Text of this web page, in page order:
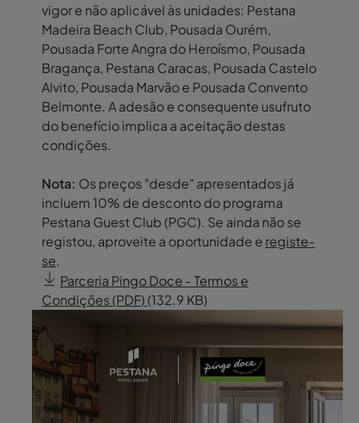
vigor e não aplicável às unidades: Pestana
Madeira Beach Club, Pousada Ourém,
Pousada Forte Angra do Heroísmo, Pousada
Bragança, Pestana Caracas, Pousada Castelo
Alvito, Pousada Marvão e Pousada Convento
Belmonte. A adesão e consequente usufruto
do benefício implica a aceitação destas
condições.
Nota: Os preços "desde" apresentados já
incluem 10% de desconto do programa
Pestana Guest Club (PGC). Se ainda não se
registou, aproveite a oportunidade e registe-
se.
Parceria Pingo Doce - Termos e
Condições (PDF) (132.9 KB)